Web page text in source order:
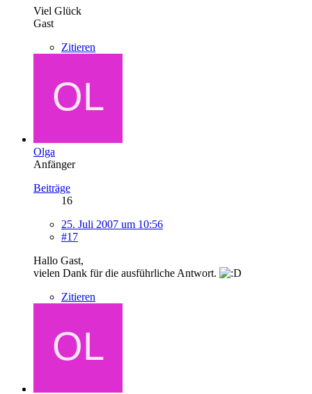
Viel Glück
Gast
Zitieren
Olga
Anfänger
Beiträge
16
25. Juli 2007 um 10:56
#17
Hallo Gast,
vielen Dank für die ausführliche Antwort.
Zitieren